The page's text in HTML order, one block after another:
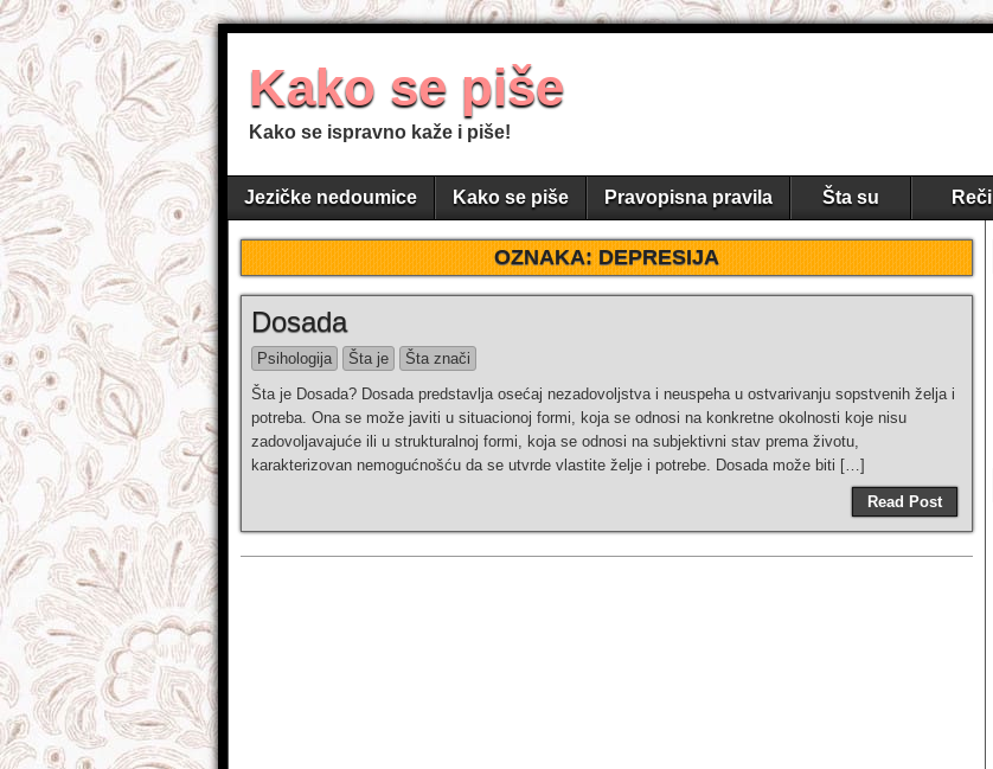
Kako se piše
Kako se ispravno kaže i piše!
Jezičke nedoumice Kako se piše Pravopisna pravila Šta su Reči
OZNAKA:DEPRESIJA
Dosada
Psihologija Šta je
Šta znači
Šta je Dosada? Dosada predstavlja osećaj nezadovoljstva i neuspeha u ostvarivanju sopstvenih želja i
potreba. Ona se može javiti u situacionoj formi, koja se odnosi na konkretne okolnosti koje nisu
zadovoljavajuće ili u strukturalnoj formi, koja se odnosi na subjektivni stav prema životu,
karakterizovan nemogućnošću da se utvrde vlastite želje i potrebe. Dosada može biti […]
Read Post